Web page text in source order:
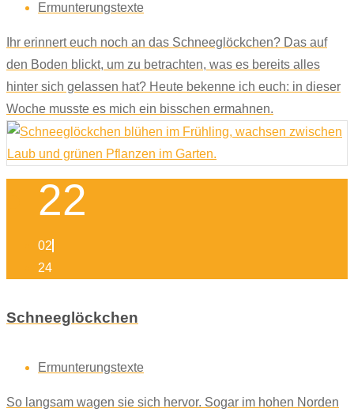
Ermunterungstexte
Ihr erinnert euch noch an das Schneeglöckchen? Das auf
den Boden blickt, um zu betrachten, was es bereits alles
hinter sich gelassen hat? Heute bekenne ich euch: in dieser
Woche musste es mich ein bisschen ermahnen.
22
02
24
Schneeglöckchen
Ermunterungstexte
So langsam wagen sie sich hervor. Sogar im hohen Norden